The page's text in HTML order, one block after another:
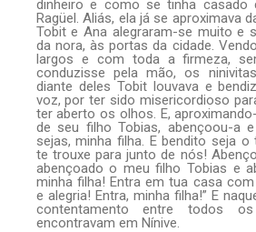
dinheiro e como se tinha casado
Ragüel. Aliás, ela já se aproximava
Tobit e Ana alegraram-se muito e
da nora, às portas da cidade.
largos e com toda a firmeza,
conduzisse pela mão, os
diante deles Tobit louvava e
voz, por ter sido misericordioso
ter aberto os olhos. E,
de seu filho Tobias, abençoou-a e
sejas, minha filha. E bendito seja o
te trouxe para junto de nós!
abençoado o meu filho Tobias e
minha filha! Entra em tua casa
e alegria! Entra, minha filha!” E
contentamento entre todos
encontravam em Nínive.